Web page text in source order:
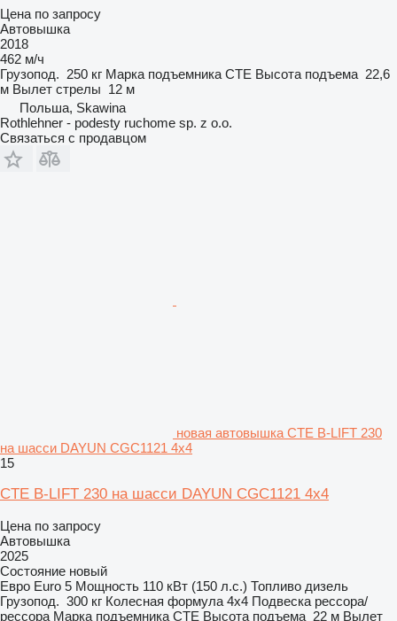
Цена по запросу
Автовышка
2018
462 м/ч
Грузопод. 250 кг Марка подъемника CTE Высота подъема 22,6
м Вылет стрелы 12 м
Польша, Skawina
Rothlehner - podesty ruchome sp. z o.o.
Связаться с продавцом
новая автовышка CTE B-LIFT 230
на шасси DAYUN CGC1121 4х4
15
CTE B-LIFT 230 на шасси DAYUN CGC1121 4х4
Цена по запросу
Автовышка
2025
Состояние новый
Евро Euro 5 Мощность 110 кВт (150 л.с.) Топливо дизель
Грузопод. 300 кг Колесная формула 4x4 Подвеска рессора/
рессора Марка подъемника CTE Высота подъема 22 м Вылет